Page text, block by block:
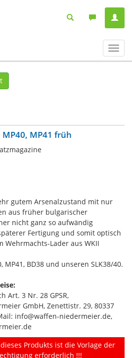
ein-/
MP41 früh
gutem Arsenalzustand mit nur
aus früher bulgarischer
nicht ganz so aufwändig
Fertigung und somit optisch
Wehrmachts-Lader aus WKII
MP41, BD38 und unseren SLK38/40.
Art. 3 Nr. 28 GPSR,
GmbH, Zenettistr. 29, 80337
info@waffen-niedermeier.de,
Produkts ist die Vorlage der
erforderlich !!!